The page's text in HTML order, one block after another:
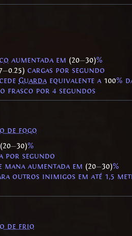
aumentada em (20—30)%
—0.25) cargas por segundo
Guarda equivalente a 100%
frasco por 4 segundos
de fogo
(20—30)%
por segundo
aumentada em (20—30)%
outros inimigos em até 1,5
de frio